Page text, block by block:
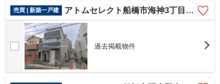
売買 | 新築一戸建 アトムセレクト船橋市海神3丁目V 2号棟
過去掲載物件